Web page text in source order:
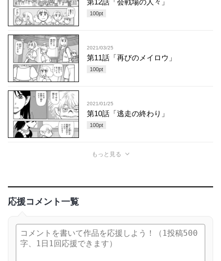
第12話「会戦場の人々」
100pt
2021/03/25
第11話「再びのメイロウ」
100pt
2021/01/25
第10話「逃走の終わり」
100pt
もっと見る
応援コメント一覧